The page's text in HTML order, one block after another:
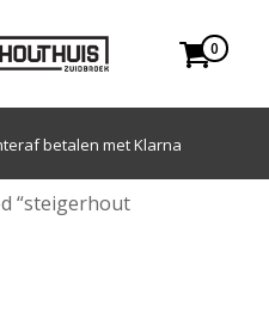
0
betalen met Klarna
“steigerhout